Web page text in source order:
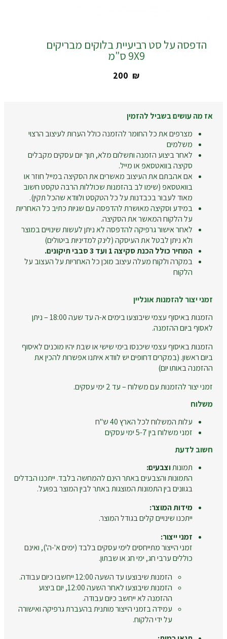
הדפסה על סט רביעיית בלוקים מבריקים
9X9 ס"מ
‎200 ₪
אז מה עושים בשביל להזמין
מצרפים את כל החומר להזמנה כולל הערות לעיצוב הרצוי
משלמים
לאחר ביצוע הזמנה ותשלום מלא, תוך יום עסקים מקבלים
סקיצה בוואטסאפ או מייל.
אם אהבתם את העיצוב מאשרים את הסקיצה במייל חוזר או
בוואטסאפ (שימו לב בהזמנות שכוללות הרבה טקסט חשוב
מאוד לעבור בכבדנות על כל הטקסט ולוודא שהכל תקין).
במידע וסקיצה מאושרת להדפסה עם שגיות כתיב כל האחריות
על הלקוח המאשר את הסקיצה.
לאחר אישור גרפיקה להדפסה לא ניתן לעשות שינויים במוצר
ולא ניתן לבטל את העיסקה (לינק למדיניות ביטולים)
המחיר כולל הכנת סקיצה 1 ועד 3 סבבי תיקונים.
במקרה ולקוח מעלה עיצוב מוכן כל האחריות על העצוב על
הלקוח
זמני יצור להזמנות אונליין
הזמנות באיסוף עצמי שיבוצעו בימים א-ה עד שעה 18:00 – ניתן
לאסוף ביום ההזמנה.
הזמנות באיסוף עצמי שיכנסו בימי שישי או שבת יהיו מוכנים לאיסוף
ביום ראשון. (במקרים דחופים יש לוודא איתנו אפשרות להכין את
ההזמנה באותו יום)
זמני יצור להזמנות עם משלוח – עד 2 ימי עסקים.
משלוח
עלות המשלוח לכל הארץ 40 ש"ח
זמני משלוח בין 5-7 ימי עסקים
חשוב לדעת
תמונותוצבעים:
התמונות והצבעים באתר הינם להמחשה בלבד. ייתכנו הבדלים
בגוונים בין התמונות המוצגות באתר לבין המוצר בפועל.
מידות המוצר:
ייתכנו שינויים קלים בגודל המוצר.
זמני ייצור:
זמני הייצור מתייחסים לימי עסקים בלבד (ימים א'-ה'), ואינם
כוללים ערבי חג, ימי חג או שבתון.
הזמנות שיבוצעו עד השעה 12:00 ייחשבו כיום עבודה.
הזמנות שיבוצעו לאחר השעה 12:00, יום ביצוע
ההזמנה לא ייחשב כיום עבודה.
עמידה בזמני הייצור מותנית בהעברת גרפיקה ואישורה
על ידי הלקוח.